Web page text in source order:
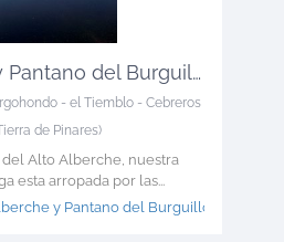
Rio Alberche y Pantano del Burguillo
- el Tiemblo - Cebreros
de Pinares)
del Alto Alberche, nuestra
esta arropada por las...
y Pantano del Burguillo >